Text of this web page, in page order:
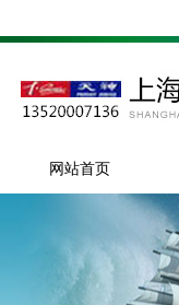
网站首页